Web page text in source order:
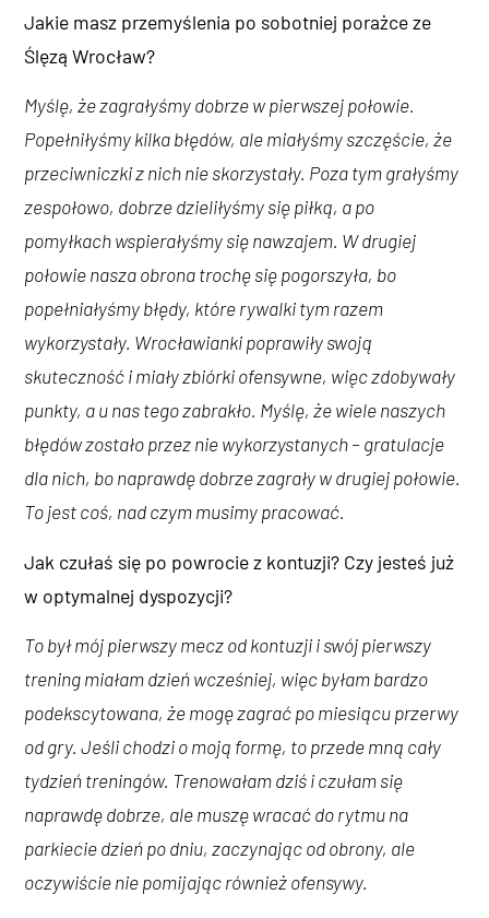
Jakie masz przemyślenia po sobotniej porażce ze
Ślęzą Wrocław?
Myślę, że zagrałyśmy dobrze w pierwszej połowie.
Popełniłyśmy kilka błędów, ale miałyśmy szczęście, że
przeciwniczki z nich nie skorzystały. Poza tym grałyśmy
zespołowo, dobrze dzieliłyśmy się piłką, a po
pomyłkach wspierałyśmy się nawzajem. W drugiej
połowie nasza obrona trochę się pogorszyła, bo
popełniałyśmy błędy, które rywalki tym razem
wykorzystały. Wrocławianki poprawiły swoją
skuteczność i miały zbiórki ofensywne, więc zdobywały
punkty, a u nas tego zabrakło. Myślę, że wiele naszych
błędów zostało przez nie wykorzystanych – gratulacje
dla nich, bo naprawdę dobrze zagrały w drugiej połowie.
To jest coś, nad czym musimy pracować.
Jak czułaś się po powrocie z kontuzji? Czy jesteś już
w optymalnej dyspozycji?
To był mój pierwszy mecz od kontuzji i swój pierwszy
trening miałam dzień wcześniej, więc byłam bardzo
podekscytowana, że mogę zagrać po miesiącu przerwy
od gry. Jeśli chodzi o moją formę, to przede mną cały
tydzień treningów. Trenowałam dziś i czułam się
naprawdę dobrze, ale muszę wracać do rytmu na
parkiecie dzień po dniu, zaczynając od obrony, ale
oczywiście nie pomijając również ofensywy.